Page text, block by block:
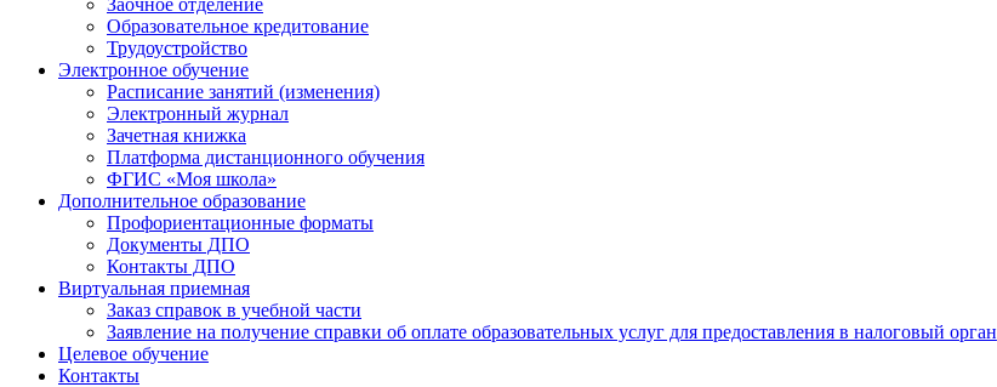
Заочное отделение
Образовательное кредитование
Трудоустройство
Электронное обучение
Расписание занятий (изменения)
Электронный журнал
Зачетная книжка
Платформа дистанционного обучения
ФГИС «Моя школа»
Дополнительное образование
Профориентационные форматы
Документы ДПО
Контакты ДПО
Виртуальная приемная
Заказ справок в учебной части
Заявление на получение справки об оплате образовательных услуг для предоставления в налоговый орган
Целевое обучение
Контакты